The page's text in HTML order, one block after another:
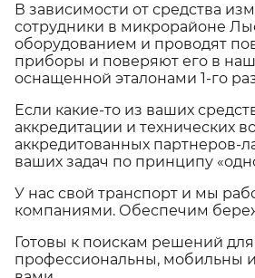
В зависимости от средства
сотрудники в микрорайоне
оборудованием и проводят
приборы и поверяют его в
оснащенной эталонами 1-го
Если какие-то из ваших
аккредитации и технических
аккредитованных
ваших задач по принципу
У нас свой транспорт и мы
компаниями. Обеспечим
Готовы к поискам решений
профессиональны, мобильны